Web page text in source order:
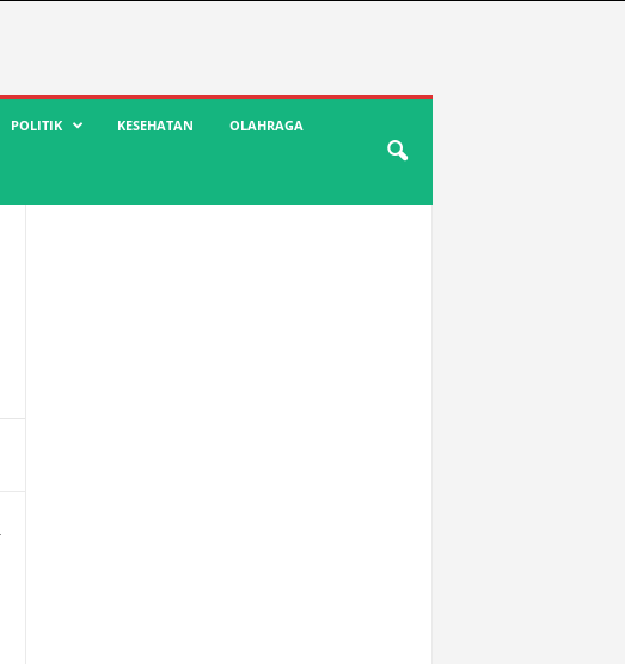
POLITIK KESEHATAN OLAHRAGA